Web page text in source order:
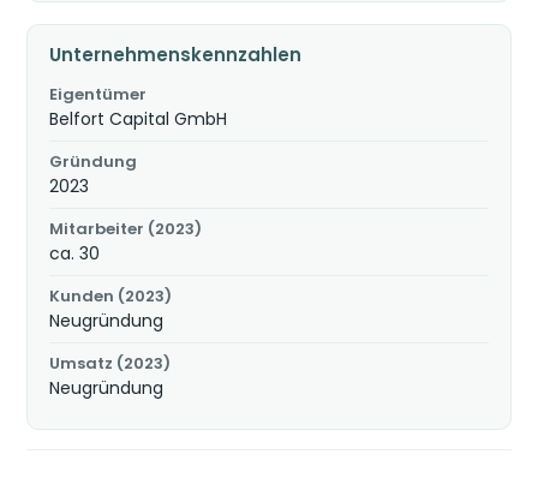
Unternehmenskennzahlen
Eigentümer
Belfort Capital GmbH
Gründung
2023
Mitarbeiter (2023)
ca. 30
Kunden (2023)
Neugründung
Umsatz (2023)
Neugründung